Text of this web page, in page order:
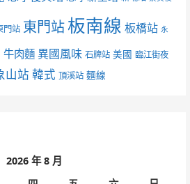
門站 東門站板南線 板橋站 永
牛肉麵 異國風味 石牌站 美國 臨江街夜
山站 韓式 頂溪站 麵線
2026 年 8 月